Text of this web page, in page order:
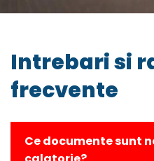
Intrebari si
frecvente
Ce documente sunt